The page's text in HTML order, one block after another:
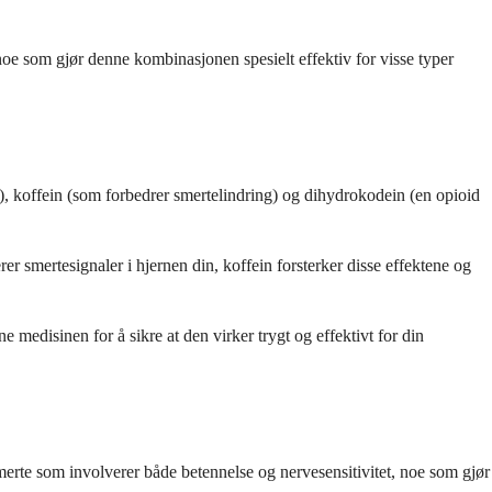
som gjør denne kombinasjonen spesielt effektiv for visse typer
koffein (som forbedrer smertelindring) og dihydrokodein (en opioid
smertesignaler i hjernen din, koffein forsterker disse effektene og
medisinen for å sikre at den virker trygt og effektivt for din
som involverer både betennelse og nervesensitivitet, noe som gjør